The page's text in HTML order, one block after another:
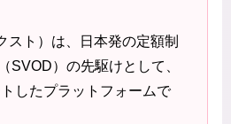
スト）は、日本発の定額制
SVOD）の先駆けとして、
したプラットフォームで